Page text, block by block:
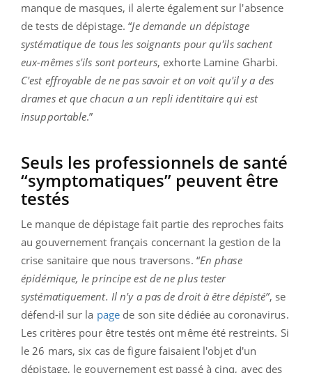
manque de masques, il alerte également sur l'absence
de tests de dépistage. “Je demande un dépistage
systématique de tous les soignants pour qu'ils sachent
eux-mêmes s'ils sont porteurs, exhorte Lamine Gharbi.
C'est effroyable de ne pas savoir et on voit qu'il y a des
drames et que chacun a un repli identitaire qui est
insupportable.”
Seuls les professionnels de santé
“symptomatiques” peuvent être
testés
Le manque de dépistage fait partie des reproches faits
au gouvernement français concernant la gestion de la
crise sanitaire que nous traversons. “En phase
épidémique, le principe est de ne plus tester
systématiquement. Il n'y a pas de droit à être dépisté”, se
défend-il sur la page de son site dédiée au coronavirus.
Les critères pour être testés ont même été restreints. Si
le 26 mars, six cas de figure faisaient l'objet d'un
dépistage, le gouvernement est passé à cinq, avec des